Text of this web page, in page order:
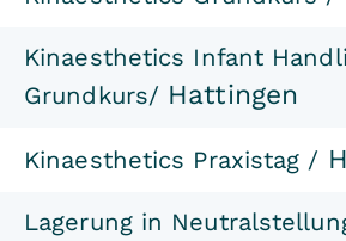
Kinaesthetics Infant
Grundkurs/ Hattingen
Kinaesthetics Praxistag /
Lagerung in